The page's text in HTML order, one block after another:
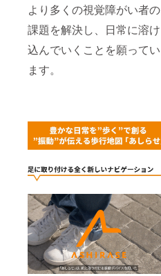
より多くの視覚障がい者の
課題を解決し、日常に溶け
込んでいくことを願ってい
ます。